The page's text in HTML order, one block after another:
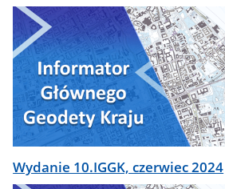
Wydanie 10.IGGK, czerwiec 2024